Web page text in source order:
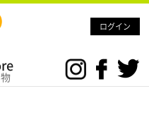
ログイン